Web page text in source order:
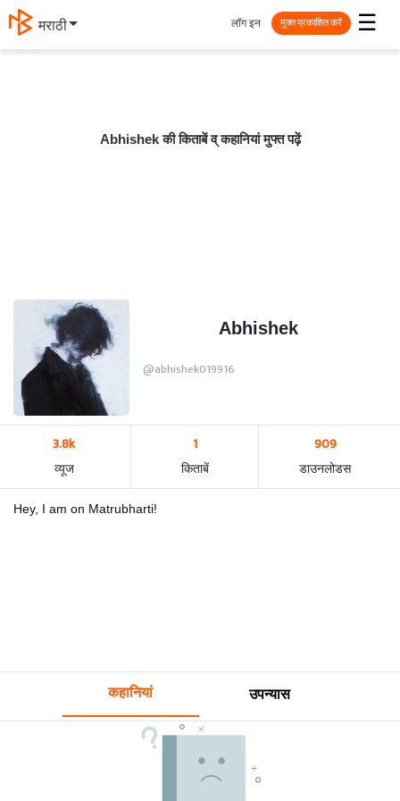
मराठी ☰
लॉग इन मुक्त प्रकाशित करें
Abhishek की किताबें व् कहानियां मुफ्त पढ़ें
Abhishek
@abhishek019916
3.8k
व्यूज
1
किताबें
909
डाउनलोडस
Hey, I am on Matrubharti!
कहानियां उपन्यास